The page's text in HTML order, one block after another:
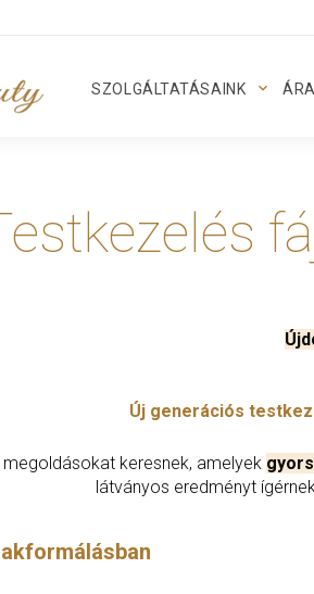
SZOLGÁLTATÁSAINK
Új generációs
keresnek, amelyek
látványos eredményt